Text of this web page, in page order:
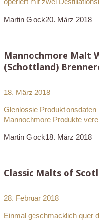
operiert mit zwei
Martin Glock20. März 2018
Mannochmore Malt
(Schottland)
18. März 2018
Glenlossie
Mannochmore Produkte
Martin Glock18. März 2018
Classic Malts of
28. Februar 2018
Einmal geschmacklich quer